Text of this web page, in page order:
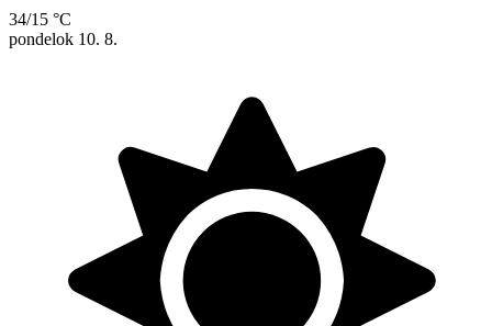
34/15 °C
pondelok 10. 8.